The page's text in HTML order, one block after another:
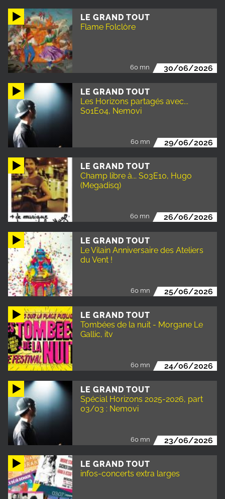
LE GRAND TOUT
Flame Folclòre
60 mn 30/06/2026
LE GRAND TOUT
Les Horizons partagés avec...
S01E04, Nemovi
60 mn 29/06/2026
LE GRAND TOUT
Champ libre à... S03E10, Hugo
(Megadisq)
60 mn 26/06/2026
LE GRAND TOUT
Le Vilain Anniversaire des Ateliers
du Vent !
60 mn 25/06/2026
LE GRAND TOUT
Tombées de la nuit - Morgane Le
Gallic, itv
60 mn 24/06/2026
LE GRAND TOUT
Spécial Horizons 2025-2026, part
03/03 : Nemovi
60 mn 23/06/2026
LE GRAND TOUT
infos-concerts extra larges